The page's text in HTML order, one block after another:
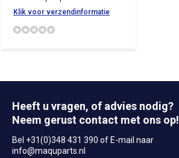
Klik voor verzendinformatie
Heeft u vragen, of advies nodig?
Neem gerust contact met ons op!
Bel +31(0)348 431 390 of E-mail naar
info@maquparts.nl